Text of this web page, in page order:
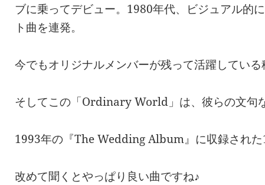
ブに乗ってデビュー。1980年代、ビジュアル的
ト曲を連発。
今でもオリジナルメンバーが残って活躍している
そしてこの「Ordinary World」は、彼らの文句
1993年の『The Wedding Album』に収録された1
改めて聞くとやっぱり良い曲ですね♪